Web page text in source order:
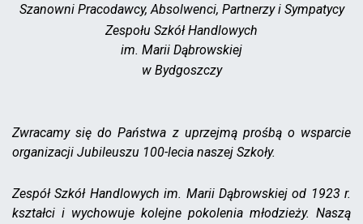
Szanowni Pracodawcy, Absolwenci, Partnerzy i Sympatycy
Zespołu Szkół Handlowych
im. Marii Dąbrowskiej
w Bydgoszczy
Zwracamy się do Państwa z uprzejmą prośbą o wsparcie
organizacji Jubileuszu 100-lecia naszej Szkoły.
Zespół Szkół Handlowych im. Marii Dąbrowskiej od 1923 r.
kształci i wychowuje kolejne pokolenia młodzieży. Naszą